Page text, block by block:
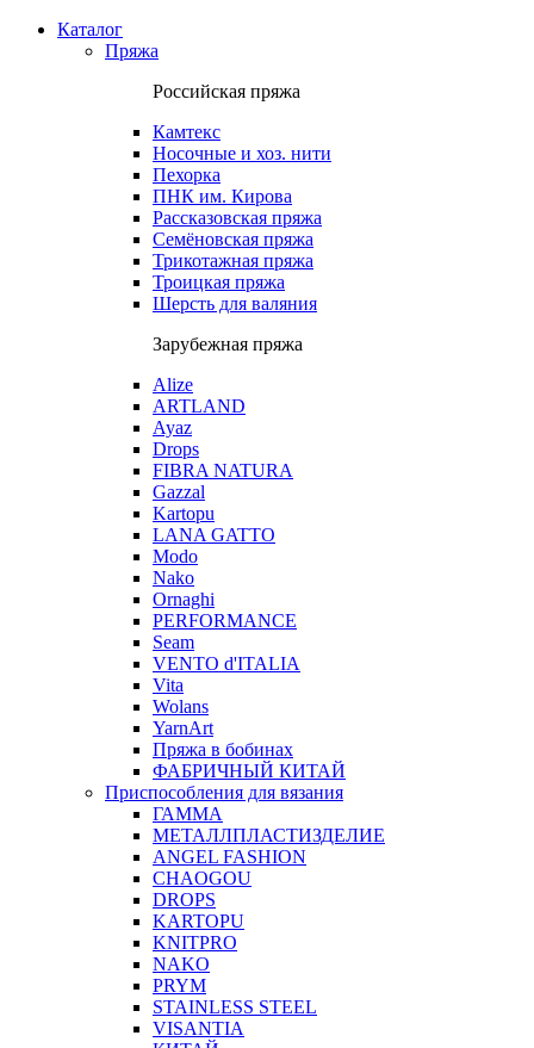
Каталог
Пряжа
Российская пряжа
Камтекс
Носочные и хоз. нити
Пехорка
ПНК им. Кирова
Рассказовская пряжа
Семёновская пряжа
Трикотажная пряжа
Троицкая пряжа
Шерсть для валяния
Зарубежная пряжа
Alize
ARTLAND
Ayaz
Drops
FIBRA NATURA
Gazzal
Kartopu
LANA GATTO
Modo
Nako
Ornaghi
PERFORMANCE
Seam
VENTO d'ITALIA
Vita
Wolans
YarnArt
Пряжа в бобинах
ФАБРИЧНЫЙ КИТАЙ
Приспособления для вязания
ГАММА
МЕТАЛЛПЛАСТИЗДЕЛИЕ
ANGEL FASHION
CHAOGOU
DROPS
KARTOPU
KNITPRO
NAKO
PRYM
STAINLESS STEEL
VISANTIA